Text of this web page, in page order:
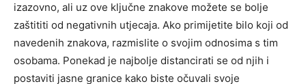
izazovno, ali uz ove ključne znakove možete se bolje
zaštititi od negativnih utjecaja. Ako primijetite bilo koji od
navedenih znakova, razmislite o svojim odnosima s tim
osobama. Ponekad je najbolje distancirati se od njih i
postaviti jasne granice kako biste očuvali svoje